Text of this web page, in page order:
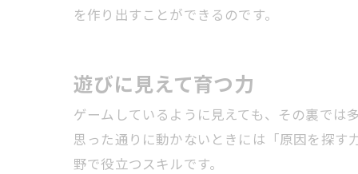
を作り出すことができるのです。
遊びに見えて育つ力
ゲームしているように見えても、その裏では
思った通りに動かないときには「原因を探す
野で役立つスキルです。